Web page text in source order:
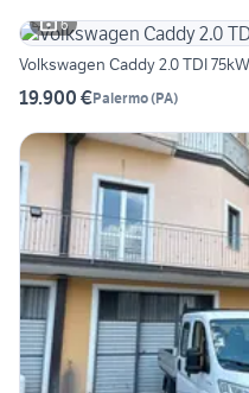
6
Volkswagen Caddy 2.0 TDI
19.900 €Palermo(PA)